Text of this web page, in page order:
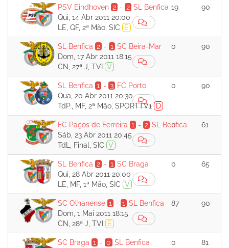
PSV Eindhoven 2- 2 SL Benfica
Qui, 14 Abr 2011 20:00
LE, QF, 2ª Mão, SIC
E
19 90
SL Benfica 2- 1 SC Beira-Mar
Dom, 17 Abr 2011 18:15
CN, 27ª J, TVI
V
0 90
SL Benfica 1 - 3 FC Porto
Qua, 20 Abr 2011 20:30
TdP., MF, 2ª Mão, SPORTTV1 D
0 90
FC Paços de Ferreira 1 - 2 SL Benfica
Sáb, 23 Abr 2011 20:45
TdL, Final, SIC V
0 61
SL Benfica 2- 1 SC Braga
Qui, 28 Abr 2011 20:00
LE, MF, 1ª Mão, SIC V
0 65
SC Olhanense 1 - 1 SL Benfica
Dom, 1 Mai 2011 18:15
CN, 28ª J, TVI
E
87 90
SC Braga 1 - 0 SL Benfica
0 81